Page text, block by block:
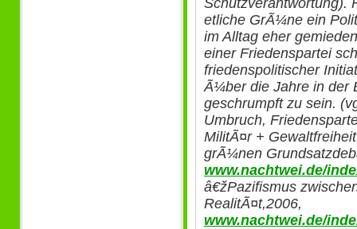
etliche GrÃ¼ne ein
im Alltag eher
einer Friedenspartei
friedenspolitischer
Ã¼ber die Jahre in der
geschrumpft zu sein.
Umbruch,
MilitÃ¤r +
grÃ¼nen
www.nachtwei.de/
â€žPazifismus
RealitÃ¤t,2006,
www.nachtwei.de/